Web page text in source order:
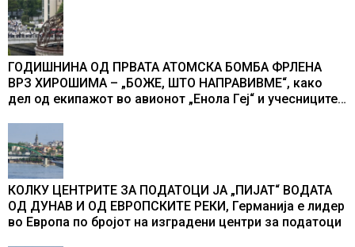
ГОДИШНИНА ОД ПРВАТА АТОМСКА БОМБА ФРЛЕНА
ВРЗ ХИРОШИМА – „БОЖЕ, ШТО НАПРАВИВМЕ“, како
дел од екипажот во авионот „Енола Геј“ и учесниците
промени текот на историјата
КОЛКУ ЦЕНТРИТЕ ЗА ПОДАТОЦИ ЈА „ПИЈАТ“ ВОДАТА
ОД ДУНАВ И ОД ЕВРОПСКИТЕ РЕКИ, Германија е лидер
во Европа по бројот на изградени центри за податоци